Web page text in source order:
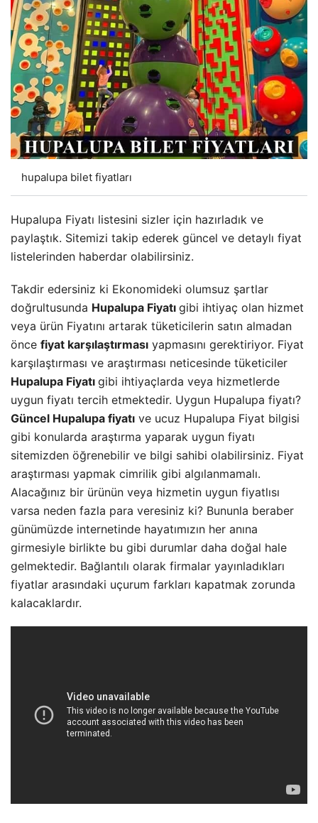
hupalupa bilet fiyatları
Hupalupa Fiyatı listesini sizler için hazırladık ve
paylaştık. Sitemizi takip ederek güncel ve detaylı fiyat
listelerinden haberdar olabilirsiniz.
Takdir edersiniz ki Ekonomideki olumsuz şartlar
doğrultusunda Hupalupa Fiyatı gibi ihtiyaç olan hizmet
veya ürün Fiyatını artarak tüketicilerin satın almadan
önce fiyat karşılaştırması yapmasını gerektiriyor. Fiyat
karşılaştırması ve araştırması neticesinde tüketiciler
Hupalupa Fiyatı gibi ihtiyaçlarda veya hizmetlerde
uygun fiyatı tercih etmektedir. Uygun Hupalupa fiyatı?
Güncel Hupalupa fiyatı ve ucuz Hupalupa Fiyat bilgisi
gibi konularda araştırma yaparak uygun fiyatı
sitemizden öğrenebilir ve bilgi sahibi olabilirsiniz. Fiyat
araştırması yapmak cimrilik gibi algılanmamalı.
Alacağınız bir ürünün veya hizmetin uygun fiyatlısı
varsa neden fazla para veresiniz ki? Bununla beraber
günümüzde internetinde hayatımızın her anına
girmesiyle birlikte bu gibi durumlar daha doğal hale
gelmektedir. Bağlantılı olarak firmalar yayınladıkları
fiyatlar arasındaki uçurum farkları kapatmak zorunda
kalacaklardır.